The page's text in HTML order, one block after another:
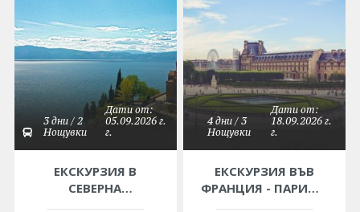
3 дни / 2
Нощувки
Дати от:
05.09.2026 г.
г.
ЕКСКУРЗИЯ В
СЕВЕРНА
4 дни / 3
Нощувки
Дати от:
18.09.2026 г.
г.
ЕКСКУРЗИЯ ВЪВ
ФРАНЦИЯ - ПАРИЖ -